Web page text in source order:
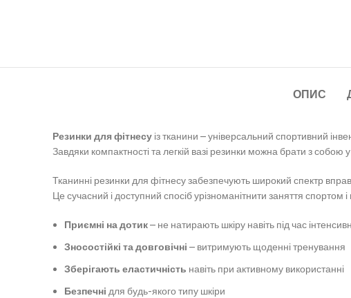
ОПИС
Резинки для фітнесу із тканини – універсальний спортивний
Завдяки компактності та легкій вазі резинки можна брати з
Тканинні резинки для фітнесу забезпечують широкий спектр
Це сучасний і доступний спосіб урізноманітнити заняття спортом
Приємні на дотик– не натирають шкіру навіть під час
Зносостійкі та довговічні – витримують щоденні тренування
Зберігають еластичність навіть при активному використанні
Безпечні для будь-якого типу шкіри